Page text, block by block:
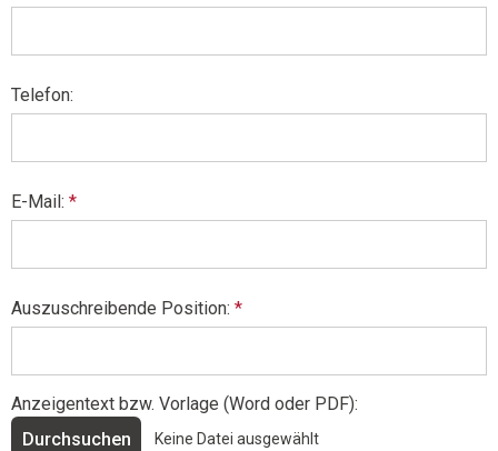
Telefon:
E-Mail: *
Auszuschreibende Position: *
Anzeigentext bzw. Vorlage (Word oder PDF):
Durchsuchen